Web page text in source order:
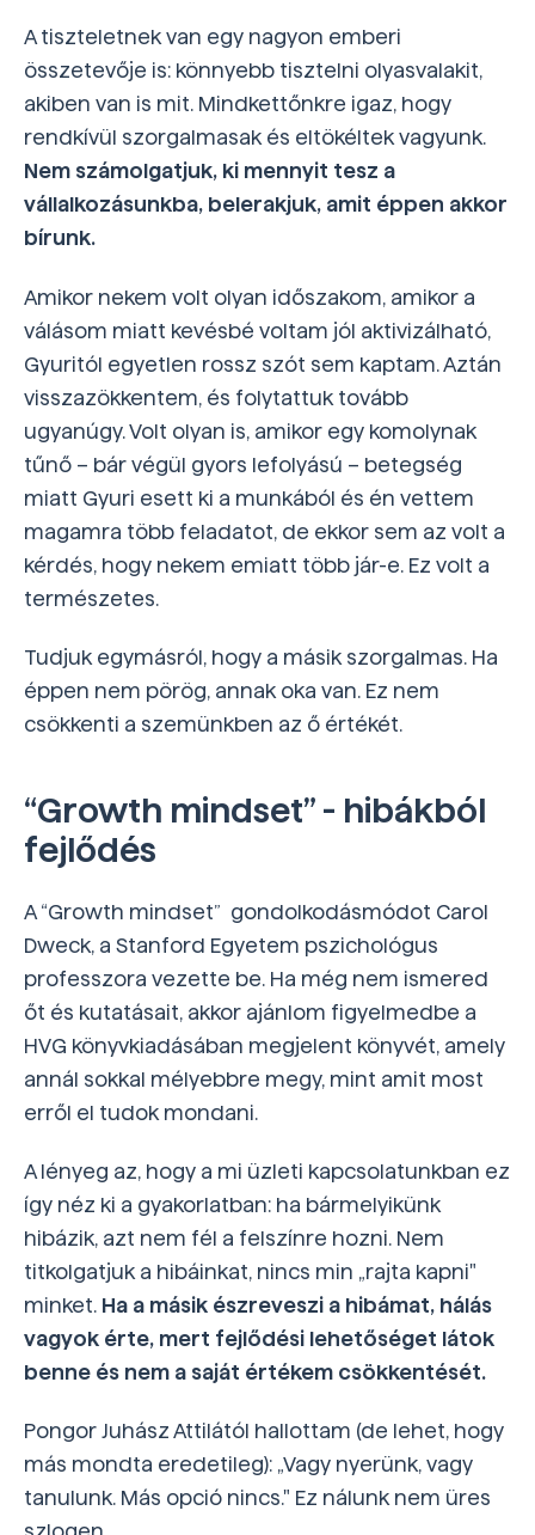
A tiszteletnek van egy nagyon emberi
összetevője is: könnyebb tisztelni olyasvalakit,
akiben van is mit. Mindkettőnkre igaz, hogy
rendkívül szorgalmasak és eltökéltek vagyunk.
Nem számolgatjuk, ki mennyit tesz a
vállalkozásunkba, belerakjuk, amit éppen akkor
bírunk.
Amikor nekem volt olyan időszakom, amikor a
válásom miatt kevésbé voltam jól aktivizálható,
Gyuritól egyetlen rossz szót sem kaptam. Aztán
visszazökkentem, és folytattuk tovább
ugyanúgy. Volt olyan is, amikor egy komolynak
tűnő – bár végül gyors lefolyású – betegség
miatt Gyuri esett ki a munkából és én vettem
magamra több feladatot, de ekkor sem az volt a
kérdés, hogy nekem emiatt több jár-e. Ez volt a
természetes.
Tudjuk egymásról, hogy a másik szorgalmas. Ha
éppen nem pörög, annak oka van. Ez nem
csökkenti a szemünkben az ő értékét.
“Growth mindset” - hibákból
fejlődés
A “Growth mindset” gondolkodásmódot Carol
Dweck, a Stanford Egyetem pszichológus
professzora vezette be. Ha még nem ismered
őt és kutatásait, akkor ajánlom figyelmedbe a
HVG könyvkiadásában megjelent könyvét, amely
annál sokkal mélyebbre megy, mint amit most
erről el tudok mondani.
A lényeg az, hogy a mi üzleti kapcsolatunkban ez
így néz ki a gyakorlatban: ha bármelyikünk
hibázik, azt nem fél a felszínre hozni. Nem
titkolgatjuk a hibáinkat, nincs min „rajta kapni"
minket. Ha a másik észreveszi a hibámat, hálás
vagyok érte, mert fejlődési lehetőséget látok
benne és nem a saját értékem csökkentését.
Pongor Juhász Attilától hallottam (de lehet, hogy
más mondta eredetileg): „Vagy nyerünk, vagy
tanulunk. Más opció nincs." Ez nálunk nem üres